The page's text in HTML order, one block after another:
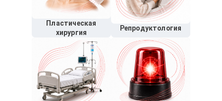
Пластическая
хирургия
Репродуктология